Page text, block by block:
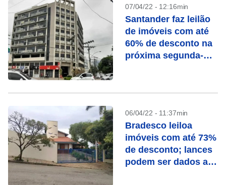
07/04/22 - 12:16min
Santander faz leilão
de imóveis com até
60% de desconto na
próxima segunda-
06/04/22 - 11:37min
Bradesco leiloa
imóveis com até 73%
de desconto; lances
podem ser dados até